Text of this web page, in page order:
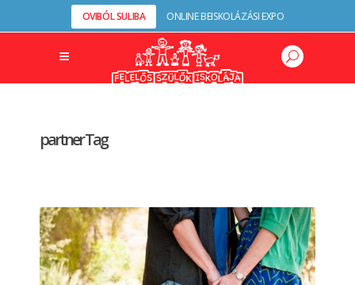
OVIBÓL SULIBA ONLINE BEISKOLÁZÁSI EXPO
partner Tag